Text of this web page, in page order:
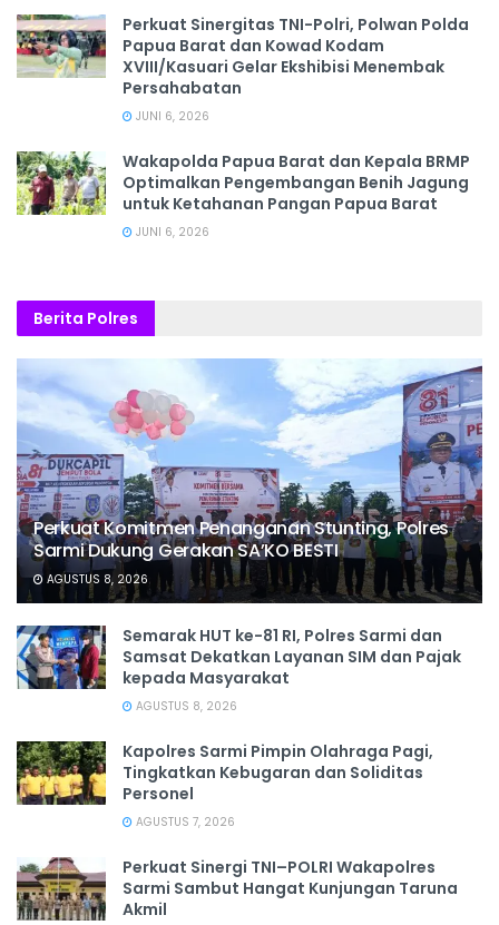
‎Perkuat Sinergitas TNI-Polri, Polwan Polda
Papua Barat dan Kowad Kodam
XVIII/Kasuari Gelar Ekshibisi Menembak
Persahabatan
JUNI 6, 2026
Wakapolda Papua Barat dan Kepala BRMP
Optimalkan Pengembangan Benih Jagung
untuk Ketahanan Pangan Papua Barat
JUNI 6, 2026
Berita Polres
Perkuat Komitmen Penanganan Stunting, Polres
Sarmi Dukung Gerakan SA’KO BESTI
AGUSTUS 8, 2026
Semarak HUT ke-81 RI, Polres Sarmi dan
Samsat Dekatkan Layanan SIM dan Pajak
kepada Masyarakat
AGUSTUS 8, 2026
Kapolres Sarmi Pimpin Olahraga Pagi,
Tingkatkan Kebugaran dan Soliditas
Personel
AGUSTUS 7, 2026
Perkuat Sinergi TNI–POLRI Wakapolres
Sarmi Sambut Hangat Kunjungan Taruna
Akmil